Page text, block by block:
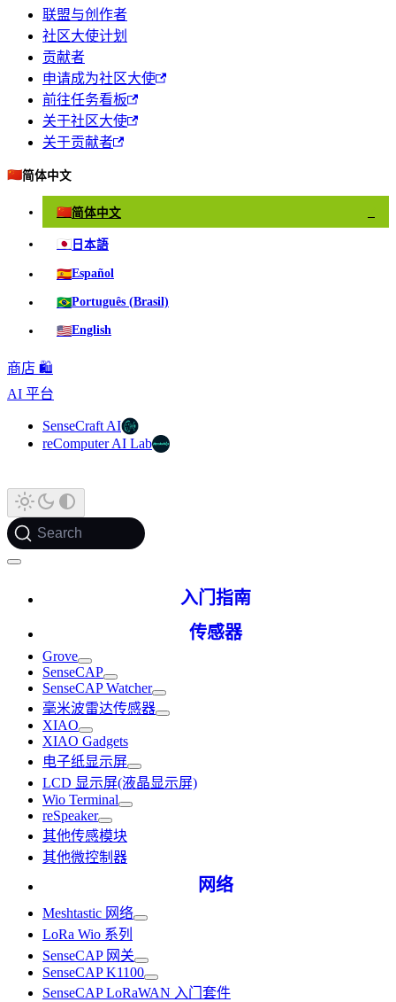
联盟与创作者
社区大使计划
贡献者
申请成为社区大使
前往任务看板
关于社区大使
关于贡献者
🇨🇳简体中文
🇨🇳简体中文
🇯🇵 日本語
🇪🇸Español
🇧🇷Português (Brasil)
🇺🇸English
商店 🛍️
AI 平台
SenseCraft AI
reComputer AI Lab
Search
入门指南
传感器
Grove
SenseCAP
SenseCAP Watcher
毫米波雷达传感器
XIAO
XIAO Gadgets
电子纸显示屏
LCD 显示屏(液晶显示屏)
Wio Terminal
reSpeaker
其他传感模块
其他微控制器
网络
Meshtastic 网络
LoRa Wio 系列
SenseCAP 网关
SenseCAP K1100
SenseCAP LoRaWAN 入门套件